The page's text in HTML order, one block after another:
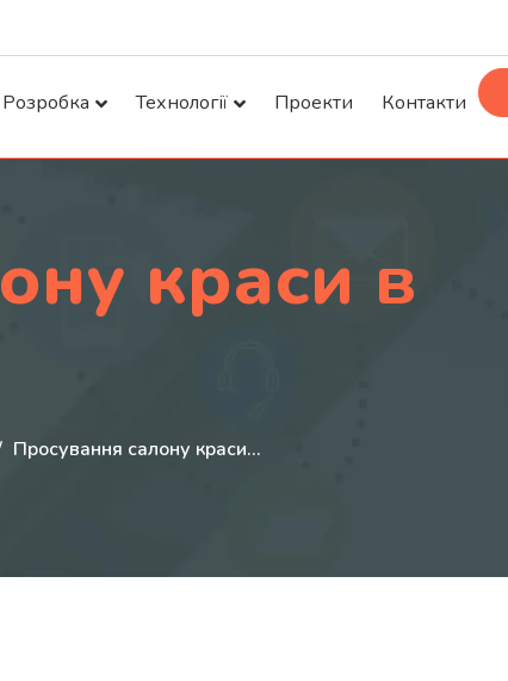
Розробка Технології Проекти Контакти
краси в
Просування салону краси…